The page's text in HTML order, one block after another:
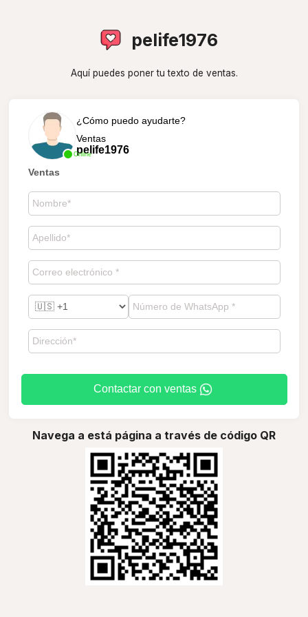
pelife1976
Aquí puedes poner tu texto de ventas.
Online
¿Cómo puedo ayudarte?
Ventas
pelife1976
Ventas
Contactar con ventas
Navega a está página a través de código QR